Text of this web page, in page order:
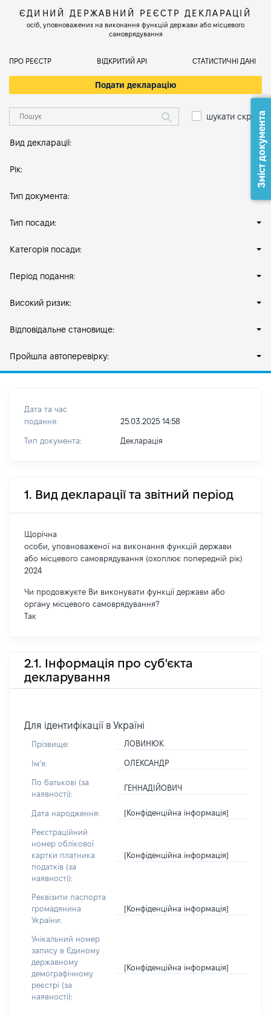
ЄДИНИЙ ДЕРЖАВНИЙ РЕЄСТР ДЕКЛАРАЦІЙ
осіб, уповноважених на виконання функцій держави або місцевого
самоврядування
ПРО РЕЄСТР ВІДКРИТИЙ АРІ СТАТИСТИЧНІ ДАНІ
Подати декларацію
шукати скрізь
Вид декларації:
Рік:
Тип документа:
Тип посади:
Категорія посади:
Період подання:
Високий ризик:
Відповідальне становище:
Пройшла автоперевірку:
Дата та час
подання:
25.03.2025 14:58
Тип документа: Декларація
1. Вид декларації та звітний період
Щорічна
особи, уповноваженої на виконання функцій держави
або місцевого самоврядування (охоплює попередній рік)
2024
Чи продовжуєте Ви виконувати функції держави або
органу місцевого самоврядування?
Так
2.1. Інформація про суб'єкта
декларування
Для ідентифікації в Україні
Прізвище: ЛОВИНЮК
Імʼя: ОЛЕКСАНДР
По батькові (за
наявності):
ГЕННАДІЙОВИЧ
Дата народження: [Конфіденційна інформація]
Реєстраційний
номер облікової
картки платника
податків (за
наявності):
[Конфіденційна інформація]
Реквізити паспорта
громадянина
України:
[Конфіденційна інформація]
Унікальний номер
запису в Єдиному
державному
демографічному
реєстрі (за
наявності):
[Конфіденційна інформація]
Зміст документа